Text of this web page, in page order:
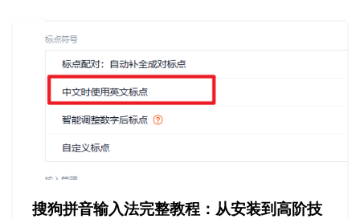
搜狗拼音输入法完整教程：从安装到高阶技